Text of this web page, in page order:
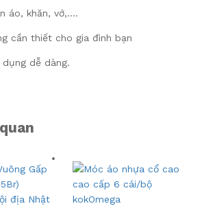
áo, khăn, vớ,….
cần thiết cho gia đình bạn
dễ dàng.